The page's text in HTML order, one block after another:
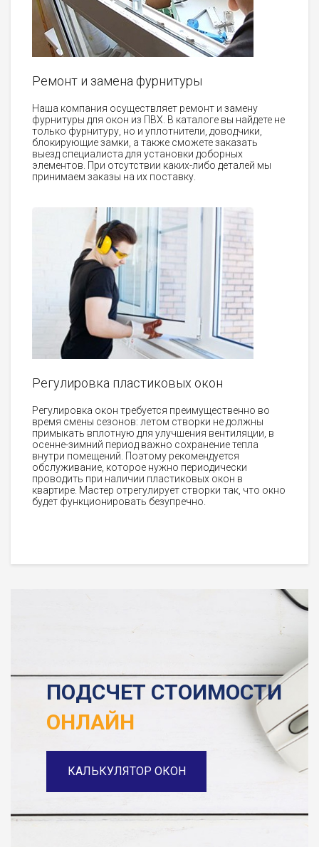
Ремонт и замена фурнитуры
Наша компания осуществляет ремонт и замену
фурнитуры для окон из ПВХ. В каталоге вы найдете не
только фурнитуру, но и уплотнители, доводчики,
блокирующие замки, а также сможете заказать
выезд специалиста для установки доборных
элементов. При отсутствии каких-либо деталей мы
принимаем заказы на их поставку.
Регулировка пластиковых окон
Регулировка окон требуется преимущественно во
время смены сезонов: летом створки не должны
примыкать вплотную для улучшения вентиляции, в
осенне-зимний период важно сохранение тепла
внутри помещений. Поэтому рекомендуется
обслуживание, которое нужно периодически
проводить при наличии пластиковых окон в
квартире. Мастер отрегулирует створки так, что окно
будет функционировать безупречно.
ПОДСЧЕТ СТОИМОСТИ
ОНЛАЙН
КАЛЬКУЛЯТОР ОКОН